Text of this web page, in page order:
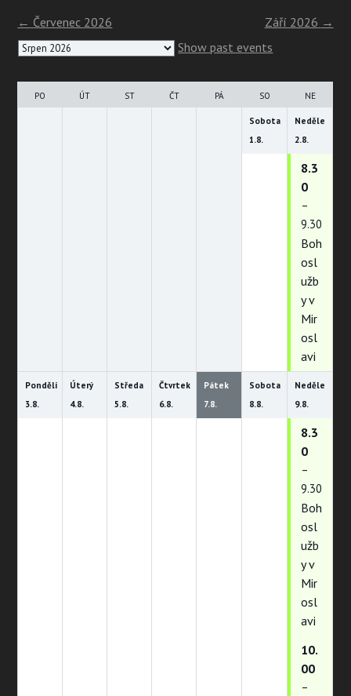
← Červenec 2026 Září 2026 →
Month
Show past events
PO ÚT ST ČT PÁ SO NE
Sobota
1.8.
Neděle
2.8.
8.3
0
–
9.30
Boh
osl
užb
y v
Mir
osl
avi
Pondělí
3.8.
Úterý
4.8.
Středa
5.8.
Čtvrtek
6.8.
Pátek
7.8.
Sobota
8.8.
Neděle
9.8.
8.3
0
–
9.30
Boh
osl
užb
y v
Mir
osl
avi
10.
00
–